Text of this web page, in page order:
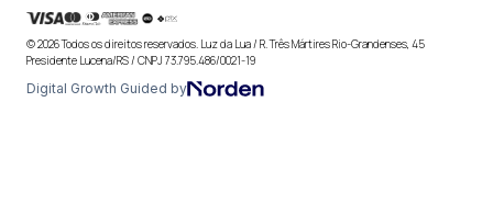
© 2026 Todos os direitos reservados. Luz da Lua / R. Três Mártires Rio-Grandenses, 45
Presidente Lucena/RS / CNPJ 73.795.486/0021-19
Digital Growth Guided by